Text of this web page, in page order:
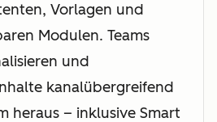
Vorlagen und
Modulen. Teams
und
kanalübergreifend
heraus – inklusive Smart